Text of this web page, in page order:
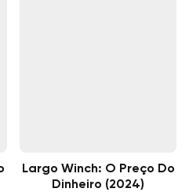
Largo Winch: O Preço Do
Dinheiro (2024)